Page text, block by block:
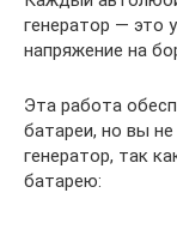
генератор — это
напряжение на
Эта работа
батареи, но вы
генератор, так
батарею: